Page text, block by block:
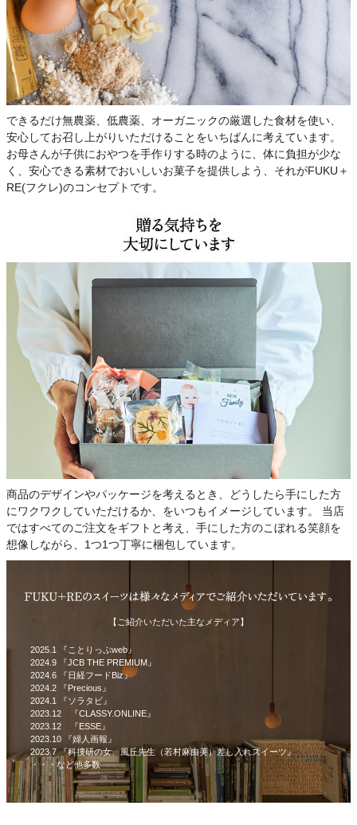
できるだけ無農薬、低農薬、オーガニックの厳選した食材を使い、
安心してお召し上がりいただけることをいちばんに考えています。
お母さんが子供におやつを手作りする時のように、体に負担が少な
く、安心できる素材でおいしいお菓子を提供しよう、それがFUKU＋
RE(フクレ)のコンセプトです。
商品のデザインやパッケージを考えるとき、どうしたら手にした方
にワクワクしていただけるか、をいつもイメージしています。 当店
ではすべてのご注文をギフトと考え、手にした方のこぼれる笑顔を
想像しながら、1つ1つ丁寧に梱包しています。
【ご紹介いただいた主なメディア】
2025.1 『ことりっぷweb』
2024.9 『JCB THE PREMIUM』
2024.6 『日経フードBiz』
2024.2 『Precious』
2024.1 『ソラタビ』
2023.12 『CLASSY.ONLINE』
2023.12 『ESSE』
2023.10 『婦人画報』
2023.7 『科捜研の女、風丘先生（若村麻由美）差し入れスイーツ』
・・・など他多数